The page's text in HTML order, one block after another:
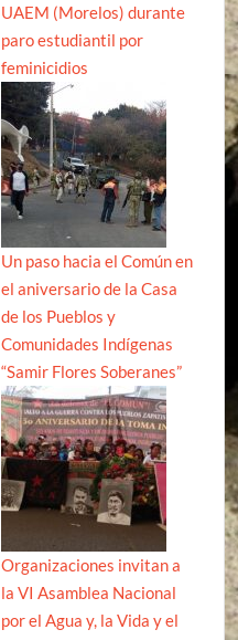
UAEM (Morelos) durante
paro estudiantil por
feminicidios
Un paso hacia el Común en
el aniversario de la Casa
de los Pueblos y
Comunidades Indígenas
“Samir Flores Soberanes”
Organizaciones invitan a
la VI Asamblea Nacional
por el Agua y, la Vida y el